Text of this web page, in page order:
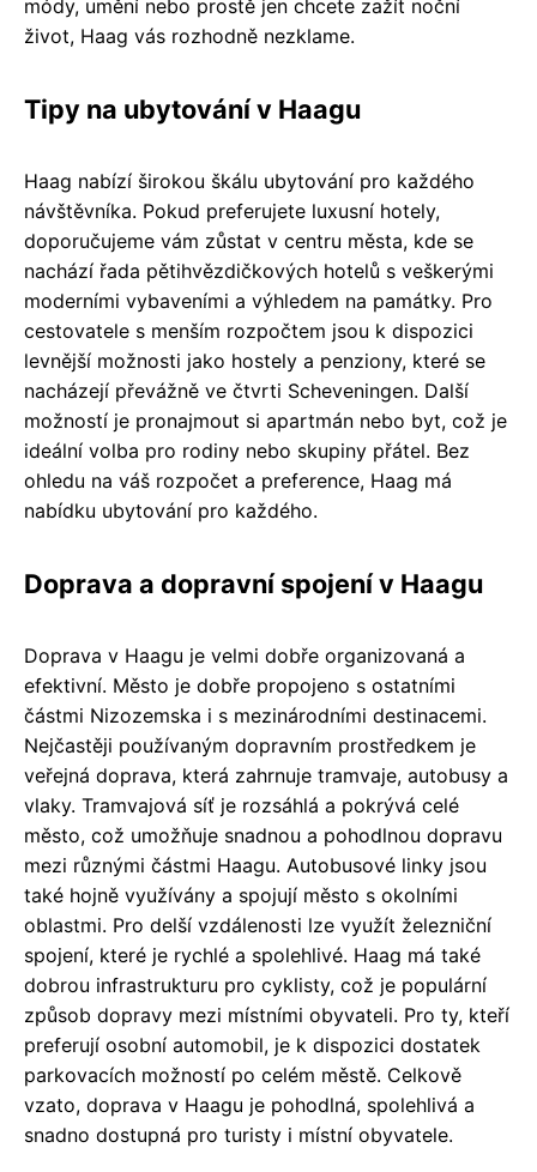
módy, umění nebo prostě jen chcete zažít noční
život, Haag vás rozhodně nezklame.
Tipy na ubytování v Haagu
Haag nabízí širokou škálu ubytování pro každého
návštěvníka. Pokud preferujete luxusní hotely,
doporučujeme vám zůstat v centru města, kde se
nachází řada pětihvězdičkových hotelů s veškerými
moderními vybaveními a výhledem na památky. Pro
cestovatele s menším rozpočtem jsou k dispozici
levnější možnosti jako hostely a penziony, které se
nacházejí převážně ve čtvrti Scheveningen. Další
možností je pronajmout si apartmán nebo byt, což je
ideální volba pro rodiny nebo skupiny přátel. Bez
ohledu na váš rozpočet a preference, Haag má
nabídku ubytování pro každého.
Doprava a dopravní spojení v Haagu
Doprava v Haagu je velmi dobře organizovaná a
efektivní. Město je dobře propojeno s ostatními
částmi Nizozemska i s mezinárodními destinacemi.
Nejčastěji používaným dopravním prostředkem je
veřejná doprava, která zahrnuje tramvaje, autobusy a
vlaky. Tramvajová síť je rozsáhlá a pokrývá celé
město, což umožňuje snadnou a pohodlnou dopravu
mezi různými částmi Haagu. Autobusové linky jsou
také hojně využívány a spojují město s okolními
oblastmi. Pro delší vzdálenosti lze využít železniční
spojení, které je rychlé a spolehlivé. Haag má také
dobrou infrastrukturu pro cyklisty, což je populární
způsob dopravy mezi místními obyvateli. Pro ty, kteří
preferují osobní automobil, je k dispozici dostatek
parkovacích možností po celém městě. Celkově
vzato, doprava v Haagu je pohodlná, spolehlivá a
snadno dostupná pro turisty i místní obyvatele.